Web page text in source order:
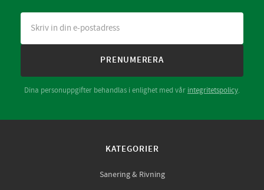
PRENUMERERA
Dina personuppgifter behandlas i enlighet med vår integritetspolicy.
KATEGORIER
Sanering & Rivning